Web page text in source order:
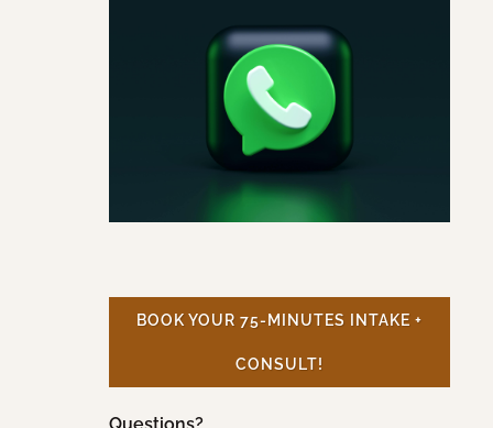
BOOK YOUR 75-MINUTES INTAKE +
CONSULT!